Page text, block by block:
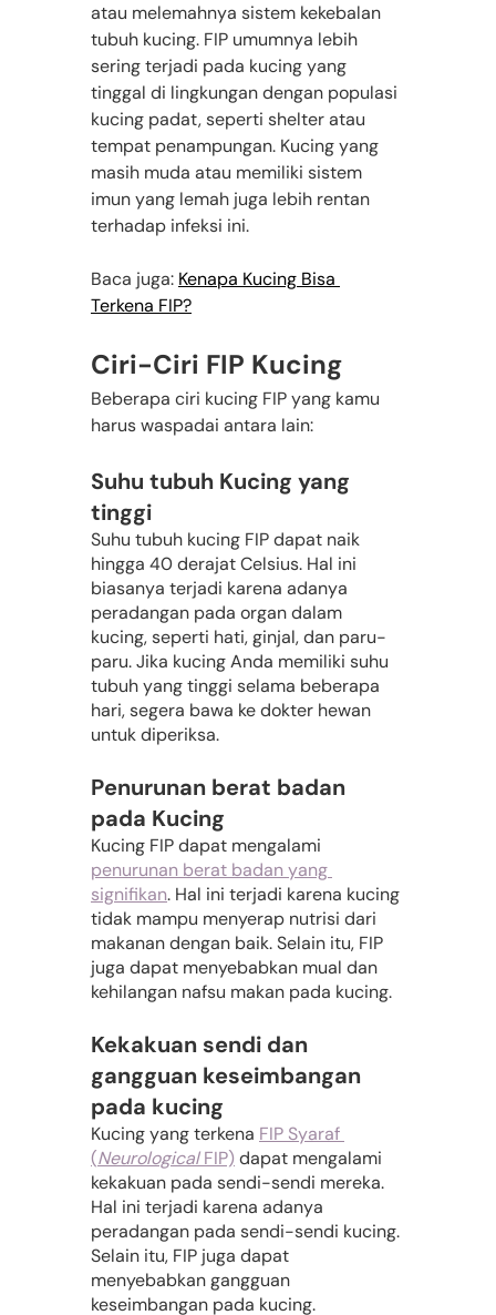
atau melemahnya sistem kekebalan
tubuh kucing. FIP umumnya lebih
sering terjadi pada kucing yang
tinggal di lingkungan dengan populasi
kucing padat, seperti shelter atau
tempat penampungan. Kucing yang
masih muda atau memiliki sistem
imun yang lemah juga lebih rentan
terhadap infeksi ini.
Baca juga: Kenapa Kucing Bisa
Terkena FIP?
Ciri-Ciri FIP Kucing
Beberapa ciri kucing FIP yang kamu
harus waspadai antara lain:
Suhu tubuh Kucing yang
tinggi
Suhu tubuh kucing FIP dapat naik
hingga 40 derajat Celsius. Hal ini
biasanya terjadi karena adanya
peradangan pada organ dalam
kucing, seperti hati, ginjal, dan paru-
paru. Jika kucing Anda memiliki suhu
tubuh yang tinggi selama beberapa
hari, segera bawa ke dokter hewan
untuk diperiksa.
Penurunan berat badan
pada Kucing
Kucing FIP dapat mengalami
penurunan berat badan yang
signifikan. Hal ini terjadi karena kucing
tidak mampu menyerap nutrisi dari
makanan dengan baik. Selain itu, FIP
juga dapat menyebabkan mual dan
kehilangan nafsu makan pada kucing.
Kekakuan sendi dan
gangguan keseimbangan
pada kucing
Kucing yang terkena FIP Syaraf
(Neurological FIP) dapat mengalami
kekakuan pada sendi-sendi mereka.
Hal ini terjadi karena adanya
peradangan pada sendi-sendi kucing.
Selain itu, FIP juga dapat
menyebabkan gangguan
keseimbangan pada kucing.